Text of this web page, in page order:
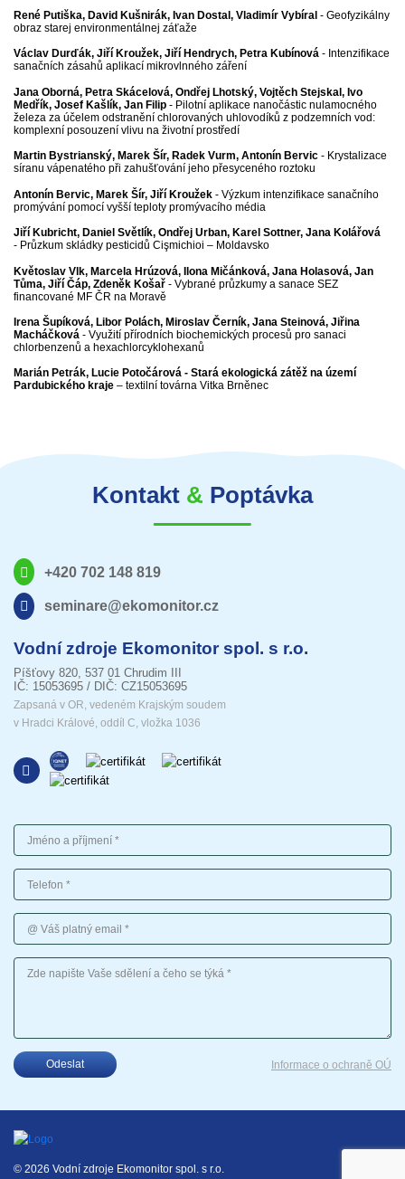
René Putiška, David Kušnirák, Ivan Dostal, Vladimír Vybíral - Geofyzikálny
obraz starej environmentálnej záťaže
Václav Durďák, Jiří Kroužek, Jiří Hendrych, Petra Kubínová - Intenzifikace
sanačních zásahů aplikací mikrovlnného záření
Jana Oborná, Petra Skácelová, Ondřej Lhotský, Vojtěch Stejskal, Ivo
Medřík, Josef Kašlík, Jan Filip - Pilotní aplikace nanočástic nulamocného
železa za účelem odstranění chlorovaných uhlovodíků z podzemních vod:
komplexní posouzení vlivu na životní prostředí
Martin Bystrianský, Marek Šír, Radek Vurm, Antonín Bervic - Krystalizace
síranu vápenatého při zahušťování jeho přesyceného roztoku
Antonín Bervic, Marek Šír, Jiří Kroužek - Výzkum intenzifikace sanačního
promývání pomocí vyšší teploty promývacího média
Jiří Kubricht, Daniel Světlík, Ondřej Urban, Karel Sottner, Jana Kolářová
- Průzkum skládky pesticidů Cişmichioi – Moldavsko
Květoslav Vlk, Marcela Hrúzová, Ilona Mičánková, Jana Holasová, Jan
Tůma, Jiří Čáp, Zdeněk Košař - Vybrané průzkumy a sanace SEZ
financované MF ČR na Moravě
Irena Šupíková, Libor Polách, Miroslav Černík, Jana Steinová, Jiřina
Macháčková - Využití přírodních biochemických procesů pro sanaci
chlorbenzenů a hexachlorcyklohexanů
Marián Petrák, Lucie Potočárová - Stará ekologická zátěž na území
Pardubického kraje – textilní továrna Vitka Brněnec
Kontakt & Poptávka
+420 702 148 819
seminare@ekomonitor.cz
Vodní zdroje Ekomonitor spol. s r.o.
Píšťovy 820, 537 01 Chrudim III
IČ: 15053695 / DIČ: CZ15053695
Zapsaná v OR, vedeném Krajským soudem
v Hradci Králové, oddíl C, vložka 1036
Jméno a příjmení
Telefon
Váš platný email
Vaše sdělení
Odeslat Informace o ochraně OÚ
© 2026 Vodní zdroje Ekomonitor spol. s r.o.